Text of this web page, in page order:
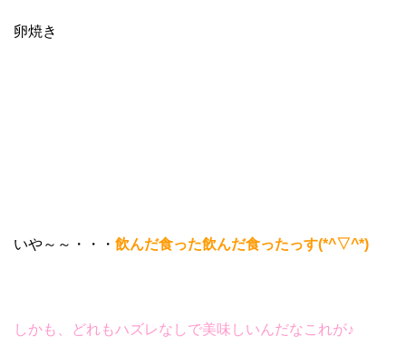
卵焼き
いや～～・・・ 飲んだ食った飲んだ食ったっす(*^▽^*)
しかも、どれもハズレなしで美味しいんだなこれが♪